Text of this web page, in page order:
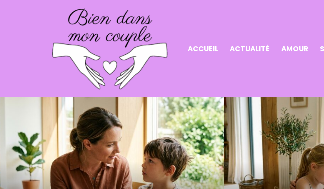
ACCUEIL ACTUALITÉ AMOUR